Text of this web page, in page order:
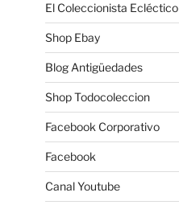
El Coleccionista Ecléctico
Shop Ebay
Blog Antigüedades
Shop Todocoleccion
Facebook Corporativo
Facebook
Canal Youtube